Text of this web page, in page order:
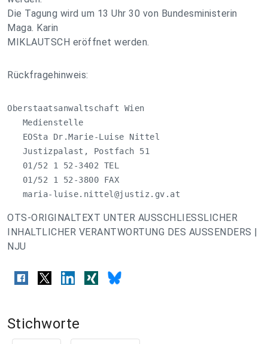
Die Tagung wird um 13 Uhr 30 von Bundesministerin
Maga. Karin
MIKLAUTSCH eröffnet werden.
Rückfragehinweis:
Oberstaatsanwaltschaft Wien
   Medienstelle
   EOSta Dr.Marie-Luise Nittel
   Justizpalast, Postfach 51
   01/52 1 52-3402 TEL
   01/52 1 52-3800 FAX
maria-luise.nittel@justiz.gv.at
OTS-ORIGINALTEXT UNTER AUSSCHLIESSLICHER
INHALTLICHER VERANTWORTUNG DES AUSSENDERS |
NJU
Stichworte